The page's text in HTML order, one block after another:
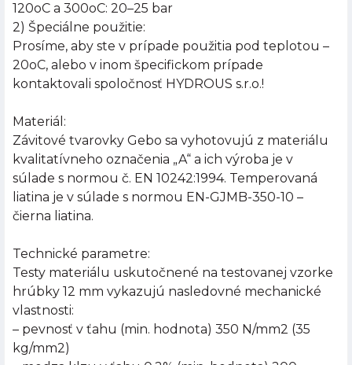
120oC a 300oC: 20–25 bar
2) Špeciálne použitie:
Prosíme, aby ste v prípade použitia pod teplotou –
20oC, alebo v inom špecifickom prípade
kontaktovali spoločnosť HYDROUS s.r.o.!
Materiál:
Závitové tvarovky Gebo sa vyhotovujú z materiálu
kvalitatívneho označenia „A“ a ich výroba je v
súlade s normou č. EN 10242:1994. Temperovaná
liatina je v súlade s normou EN-GJMB-350-10 –
čierna liatina.
Technické parametre:
Testy materiálu uskutočnené na testovanej vzorke
hrúbky 12 mm vykazujú nasledovné mechanické
vlastnosti:
– pevnosť v ťahu (min. hodnota) 350 N/mm2 (35
kg/mm2)